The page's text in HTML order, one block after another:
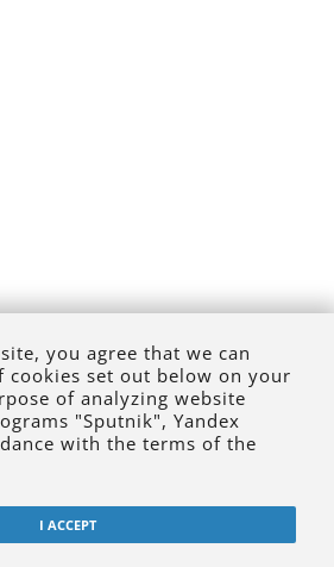
you agree that we can
cookies set out below on your
of analyzing website
"Sputnik", Yandex
with the terms of the
I ACCEPT